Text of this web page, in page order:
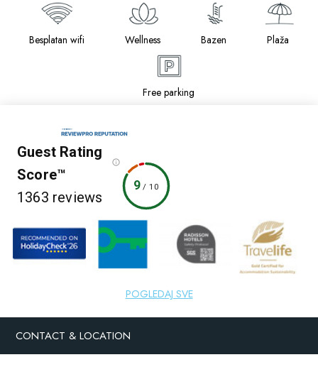
Besplatan wifi Wellness Bazen Plaža
Free parking
Guest Rating
Score™
1363 reviews
9 / 10
POGLEDAJ SVE
CONTACT & LOCATION